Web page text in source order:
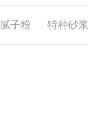
腻子粉 特种砂浆